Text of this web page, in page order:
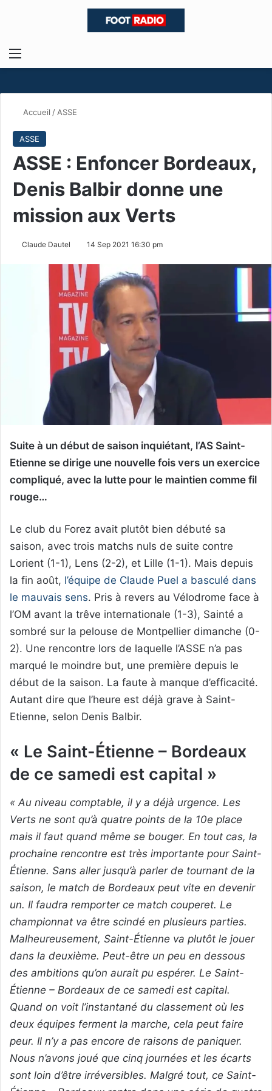
Menu
Accueil / ASSE
ASSE
ASSE : Enfoncer Bordeaux,
Denis Balbir donne une
mission aux Verts
Claude Dautel 14 Sep 2021 16:30 pm
Suite à un début de saison inquiétant, l’AS Saint-
Etienne se dirige une nouvelle fois vers un exercice
compliqué, avec la lutte pour le maintien comme fil
rouge…
Le club du Forez avait plutôt bien débuté sa
saison, avec trois matchs nuls de suite contre
Lorient (1-1), Lens (2-2), et Lille (1-1). Mais depuis
la fin août, l’équipe de Claude Puel a basculé dans
le mauvais sens. Pris à revers au Vélodrome face à
l’OM avant la trêve internationale (1-3), Sainté a
sombré sur la pelouse de Montpellier dimanche (0-
2). Une rencontre lors de laquelle l’ASSE n’a pas
marqué le moindre but, une première depuis le
début de la saison. La faute à manque d’efficacité.
Autant dire que l’heure est déjà grave à Saint-
Etienne, selon Denis Balbir.
« Le Saint-Étienne – Bordeaux
de ce samedi est capital »
« Au niveau comptable, il y a déjà urgence. Les
Verts ne sont qu’à quatre points de la 10e place
mais il faut quand même se bouger. En tout cas, la
prochaine rencontre est très importante pour Saint-
Étienne. Sans aller jusqu’à parler de tournant de la
saison, le match de Bordeaux peut vite en devenir
un. Il faudra remporter ce match couperet. Le
championnat va être scindé en plusieurs parties.
Malheureusement, Saint-Étienne va plutôt le jouer
dans la deuxième. Peut-être un peu en dessous
des ambitions qu’on aurait pu espérer. Le Saint-
Étienne – Bordeaux de ce samedi est capital.
Quand on voit l’instantané du classement où les
deux équipes ferment la marche, cela peut faire
peur. Il n’y a pas encore de raisons de paniquer.
Nous n’avons joué que cinq journées et les écarts
sont loin d’être irréversibles. Malgré tout, ce Saint-